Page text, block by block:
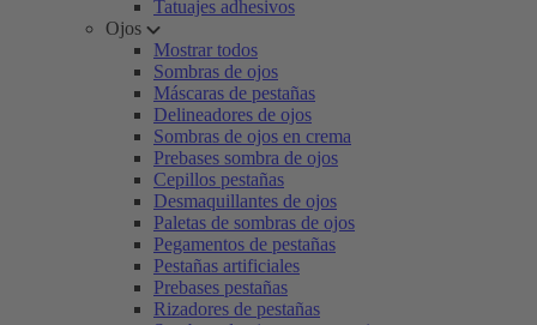
Tatuajes adhesivos
Ojos
Mostrar todos
Sombras de ojos
Máscaras de pestañas
Delineadores de ojos
Sombras de ojos en crema
Prebases sombra de ojos
Cepillos pestañas
Desmaquillantes de ojos
Paletas de sombras de ojos
Pegamentos de pestañas
Pestañas artificiales
Prebases pestañas
Rizadores de pestañas